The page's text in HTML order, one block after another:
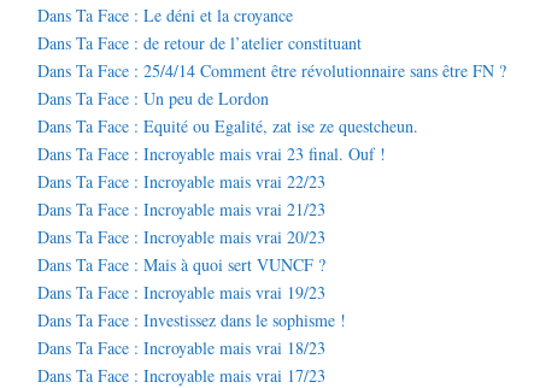
Dans Ta Face : Le déni et la croyance
Dans Ta Face : de retour de l’atelier constituant
Dans Ta Face : 25/4/14 Comment être révolutionnaire sans être FN ?
Dans Ta Face : Un peu de Lordon
Dans Ta Face : Equité ou Egalité, zat ise ze questcheun.
Dans Ta Face : Incroyable mais vrai 23 final. Ouf !
Dans Ta Face : Incroyable mais vrai 22/23
Dans Ta Face : Incroyable mais vrai 21/23
Dans Ta Face : Incroyable mais vrai 20/23
Dans Ta Face : Mais à quoi sert VUNCF ?
Dans Ta Face : Incroyable mais vrai 19/23
Dans Ta Face : Investissez dans le sophisme !
Dans Ta Face : Incroyable mais vrai 18/23
Dans Ta Face : Incroyable mais vrai 17/23